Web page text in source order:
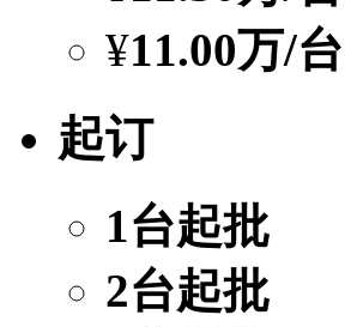
¥11.00万/台
起订
1台起批
2台起批